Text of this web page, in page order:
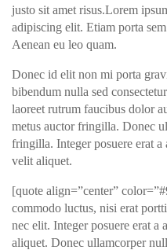
justo sit amet risus.Lorem
adipiscing elit. Etiam porta
Aenean eu leo quam.
Donec id elit non mi porta
bibendum nulla sed
laoreet rutrum faucibus dolor
metus auctor fringilla. Donec
fringilla. Integer posuere erat a
velit aliquet.
[quote align=”center”
commodo luctus, nisi erat
nec elit. Integer posuere erat a
aliquet. Donec ullamcorper